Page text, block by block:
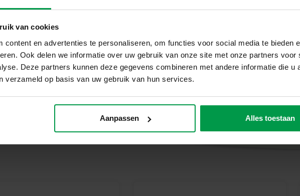
van cookies
content en advertenties te personaliseren, om functies voor social media te bieden
Ook delen we informatie over uw gebruik van onze site met onze partners voor
Deze partners kunnen deze gegevens combineren met andere informatie die u
verzameld op basis van uw gebruik van hun services.
Aanpassen Alles toestaan
Geef Je Baby Nu Een Wereld van Zintuigelijke
Waar wacht je nog op? Pak de **Sense Around
kleintje spelen, voelen en leren met deze zachte